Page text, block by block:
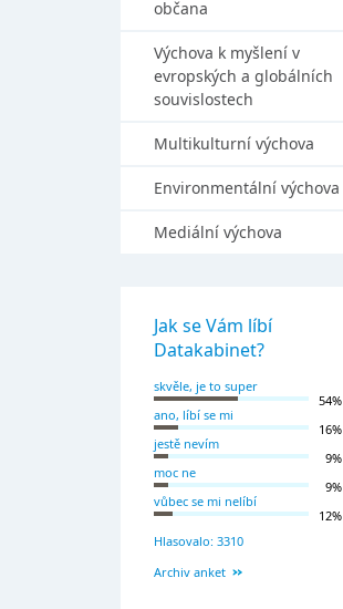
občana
Výchova k myšlení v
evropských a globálních
souvislostech
Multikulturní výchova
Environmentální výchova
Mediální výchova
Jak se Vám líbí
Datakabinet?
skvěle, je to super
54%
ano, líbí se mi
16%
jestě nevím
9%
moc ne
9%
vůbec se mi nelíbí
12%
Hlasovalo: 3310
Archiv anket